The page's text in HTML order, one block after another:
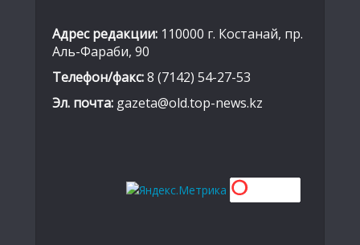
Адрес редакции: 110000 г. Костанай, пр.
Аль-Фараби, 90
Телефон/факс:8 (7142) 54-27-53
Эл. почта: gazeta@old.top-news.kz